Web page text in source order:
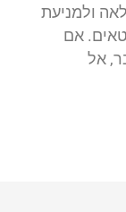
ולמניעת
אם
אל